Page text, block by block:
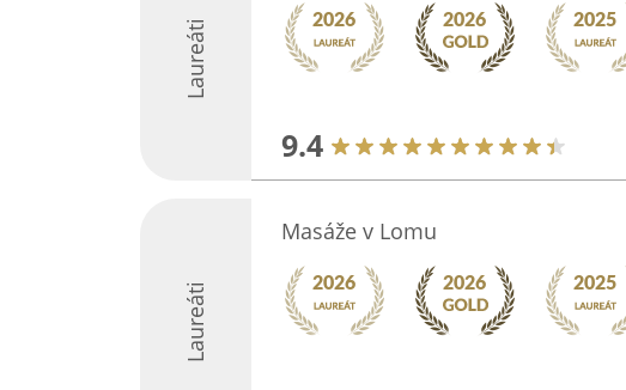
Laureáti
9.4
Laureáti
Masáže v Lomu